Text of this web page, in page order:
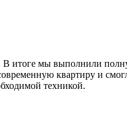
итоге мы выполнили
квартиру и
техникой.